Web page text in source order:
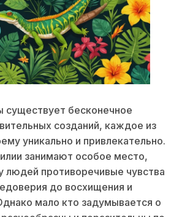
существует бесконечное
созданий, каждое из
уникально и привлекательно.
занимают особое место,
людей противоречивые чувства
до восхищения и
мало кто задумывается о